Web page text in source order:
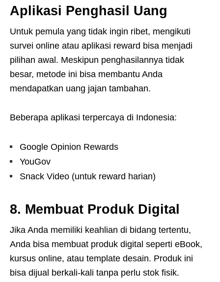
Aplikasi Penghasil Uang
Untuk pemula yang tidak ingin ribet, mengikuti
survei online atau aplikasi reward bisa menjadi
pilihan awal. Meskipun penghasilannya tidak
besar, metode ini bisa membantu Anda
mendapatkan uang jajan tambahan.
Beberapa aplikasi terpercaya di Indonesia:
Google Opinion Rewards
YouGov
Snack Video (untuk reward harian)
8. Membuat Produk Digital
Jika Anda memiliki keahlian di bidang tertentu,
Anda bisa membuat produk digital seperti eBook,
kursus online, atau template desain. Produk ini
bisa dijual berkali-kali tanpa perlu stok fisik.